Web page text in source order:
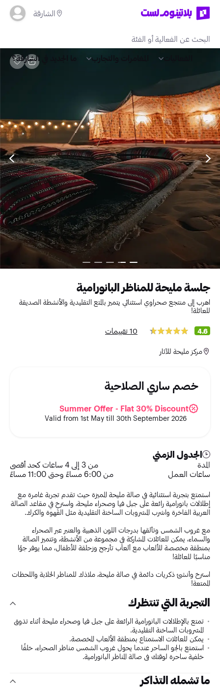
الشارقة
المغامرات والتجارب ما الجديد في الشارقة؟
جلسة مليحة للمناظر البانورامية
اهرب إلى منتجع صحراوي استثنائي يتميز بالمتع التقليدية والأنشطة الصديقة
للعائلة!
4.6 10 تقييمات
مركز مليحة للآثار
خصم ساري الصلاحية
Summer Offer - Flat 30% Discount
Valid from 1st May till 30th September 2026
الجدول الزمني
المدة
من 3 إلى 4 ساعات كحد أقصى
ساعات العمل
من 6:00 مساءً وحتى 11:00 مساءً
استمتع بتجربة استثنائية في صالة مليحة المميزة حيث تقدم تجربة غامرة مع
إطلالات بانورامية رائعة على جبل فيا وصحراء مليحة، واسترخِ في مقاعد الصالة
العربية الفاخرة واشرب المشروبات الساخنة التقليدية مثل القهوة والكرك.
مع غروب الشمس وتألقها بدرجات اللون الذهبية والعنبر عبر الصحراء
والسماء، يمكن للعائلات المشاركة في مجموعة من الأنشطة، وتتميز الصالة
بمنطقة مخصصة للألعاب مع ألعاب تأرجح وزحلقة للأطفال، مما يوفر جوًا
مناسبًا للعائلة!
استرخ وأنشئ ذكريات دائمة في صالة مليحة، ملاذك للمناظر الخلابة واللحظات
الممتعة!
التجربة التي تنتظرك
تمتع بالإطلالات البانورامية الرائعة على جبل فيا وصحراء مليحة أثناء تذوق
المشروبات الساخنة التقليدية.
يمكن للعائلات الاستمتاع بمنطقة الألعاب المخصصة.
استمتع بالجو الساحر عندما يحول غروب الشمس مناظر الصحراء، خلقًا
خلفية ساحرة لوقتك في صالة المناظر البانورامية.
ما تشمله التذاكر